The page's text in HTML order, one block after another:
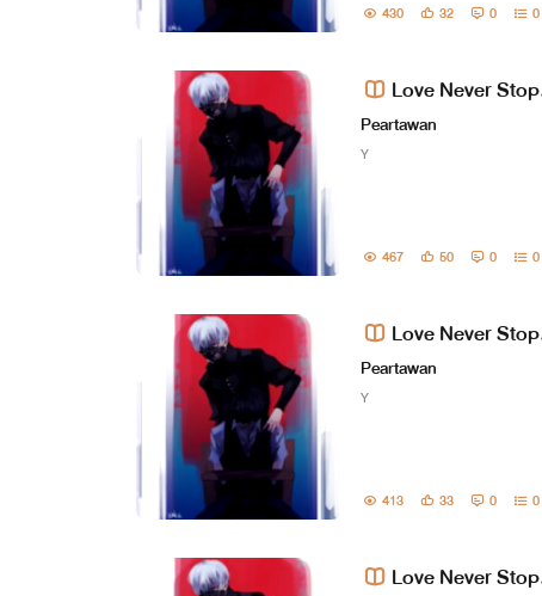
430 32 0 0
Love Never
Peartawan
Y
467 50 0 0
Love Never
Peartawan
Y
413 33 0 0
Love Never